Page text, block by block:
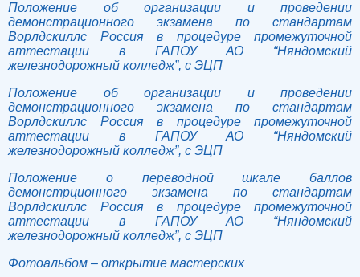
Положение об организации и проведении
демонстрационного экзамена по стандартам
Ворлдскиллс Россия в процедуре промежуточной
аттестации в ГАПОУ АО “Няндомский
железнодорожный колледж”, с ЭЦП
Положение об организации и проведении
демонстрационного экзамена по стандартам
Ворлдскиллс Россия в процедуре промежуточной
аттестации в ГАПОУ АО “Няндомский
железнодорожный колледж”, с ЭЦП
Положение о переводной шкале баллов
демонстрционного экзамена по стандартам
Ворлдскиллс Россия в процедуре промежуточной
аттестации в ГАПОУ АО “Няндомский
железнодорожный колледж”, с ЭЦП
Фотоальбом – открытие мастерских